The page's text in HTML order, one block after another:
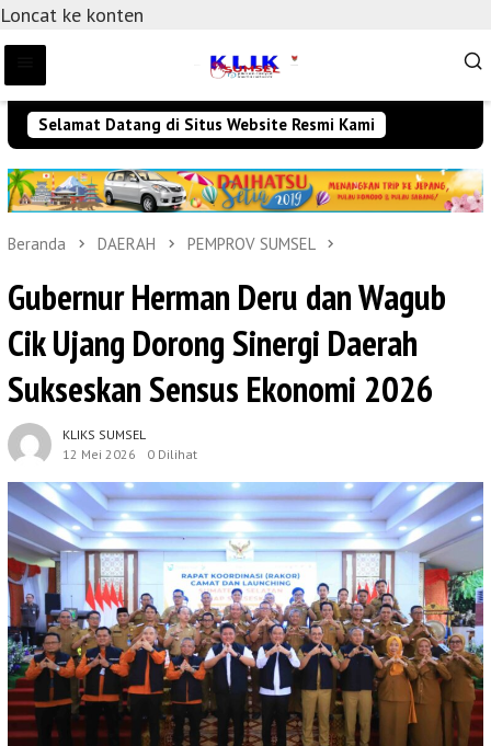
Loncat ke konten
Selamat Datang di Situs Website Resmi Kami
Beranda DAERAH PEMPROV SUMSEL
Gubernur Herman Deru dan Wagub
Cik Ujang Dorong Sinergi Daerah
Sukseskan Sensus Ekonomi 2026
KLIKS SUMSEL
12 Mei 2026
0 Dilihat